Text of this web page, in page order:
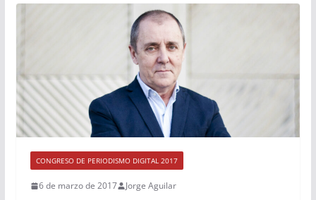
CONGRESO DE PERIODISMO DIGITAL 2017
6 de marzo de 2017 Jorge Aguilar